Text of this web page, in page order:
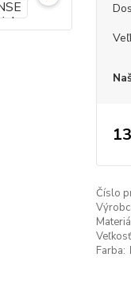
Číslo
Farba: